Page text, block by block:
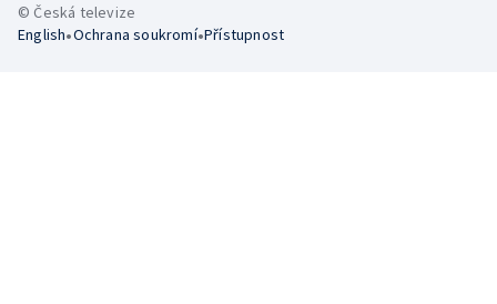
© Česká televize
English•Ochrana soukromí•Přístupnost